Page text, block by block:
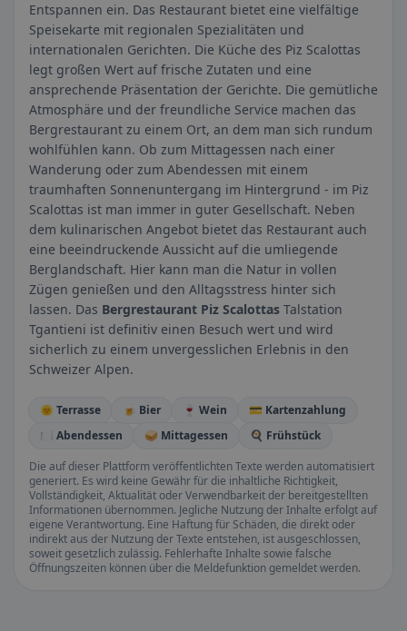
Entspannen ein. Das Restaurant bietet eine vielfältige
Speisekarte mit regionalen Spezialitäten und
internationalen Gerichten. Die Küche des Piz Scalottas
legt großen Wert auf frische Zutaten und eine
ansprechende Präsentation der Gerichte. Die gemütliche
Atmosphäre und der freundliche Service machen das
Bergrestaurant zu einem Ort, an dem man sich rundum
wohlfühlen kann. Ob zum Mittagessen nach einer
Wanderung oder zum Abendessen mit einem
traumhaften Sonnenuntergang im Hintergrund - im Piz
Scalottas ist man immer in guter Gesellschaft. Neben
dem kulinarischen Angebot bietet das Restaurant auch
eine beeindruckende Aussicht auf die umliegende
Berglandschaft. Hier kann man die Natur in vollen
Zügen genießen und den Alltagsstress hinter sich
lassen. Das Bergrestaurant Piz Scalottas Talstation
Tgantieni ist definitiv einen Besuch wert und wird
sicherlich zu einem unvergesslichen Erlebnis in den
Schweizer Alpen.
🌞 Terrasse 🍺 Bier 🍷 Wein
💳 Kartenzahlung
🍽️ Abendessen
🥪 Mittagessen
🍳 Frühstück
Die auf dieser Plattform veröffentlichten Texte werden automatisiert
generiert. Es wird keine Gewähr für die inhaltliche Richtigkeit,
Vollständigkeit, Aktualität oder Verwendbarkeit der bereitgestellten
Informationen übernommen. Jegliche Nutzung der Inhalte erfolgt auf
eigene Verantwortung. Eine Haftung für Schäden, die direkt oder
indirekt aus der Nutzung der Texte entstehen, ist ausgeschlossen,
soweit gesetzlich zulässig. Fehlerhafte Inhalte sowie falsche
Öffnungszeiten können über die Meldefunktion gemeldet werden.